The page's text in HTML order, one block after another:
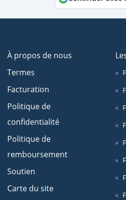
À propos de nous
Termes
Facturation
Politique de
confidentialité
Politique de
remboursement
Soutien
Carte du site